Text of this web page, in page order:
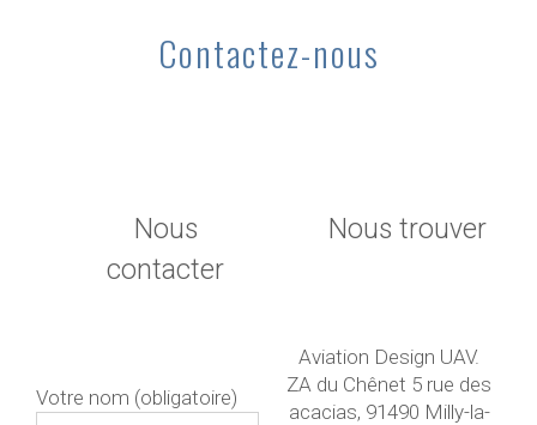
Contactez-nous
Nous
contacter
Votre nom (obligatoire)
Nous trouver
Aviation Design UAV.
ZA du Chênet 5 rue des
acacias, 91490 Milly-la-